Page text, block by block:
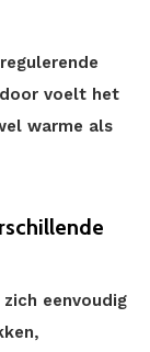
voelt het
warme als
eenvoudig